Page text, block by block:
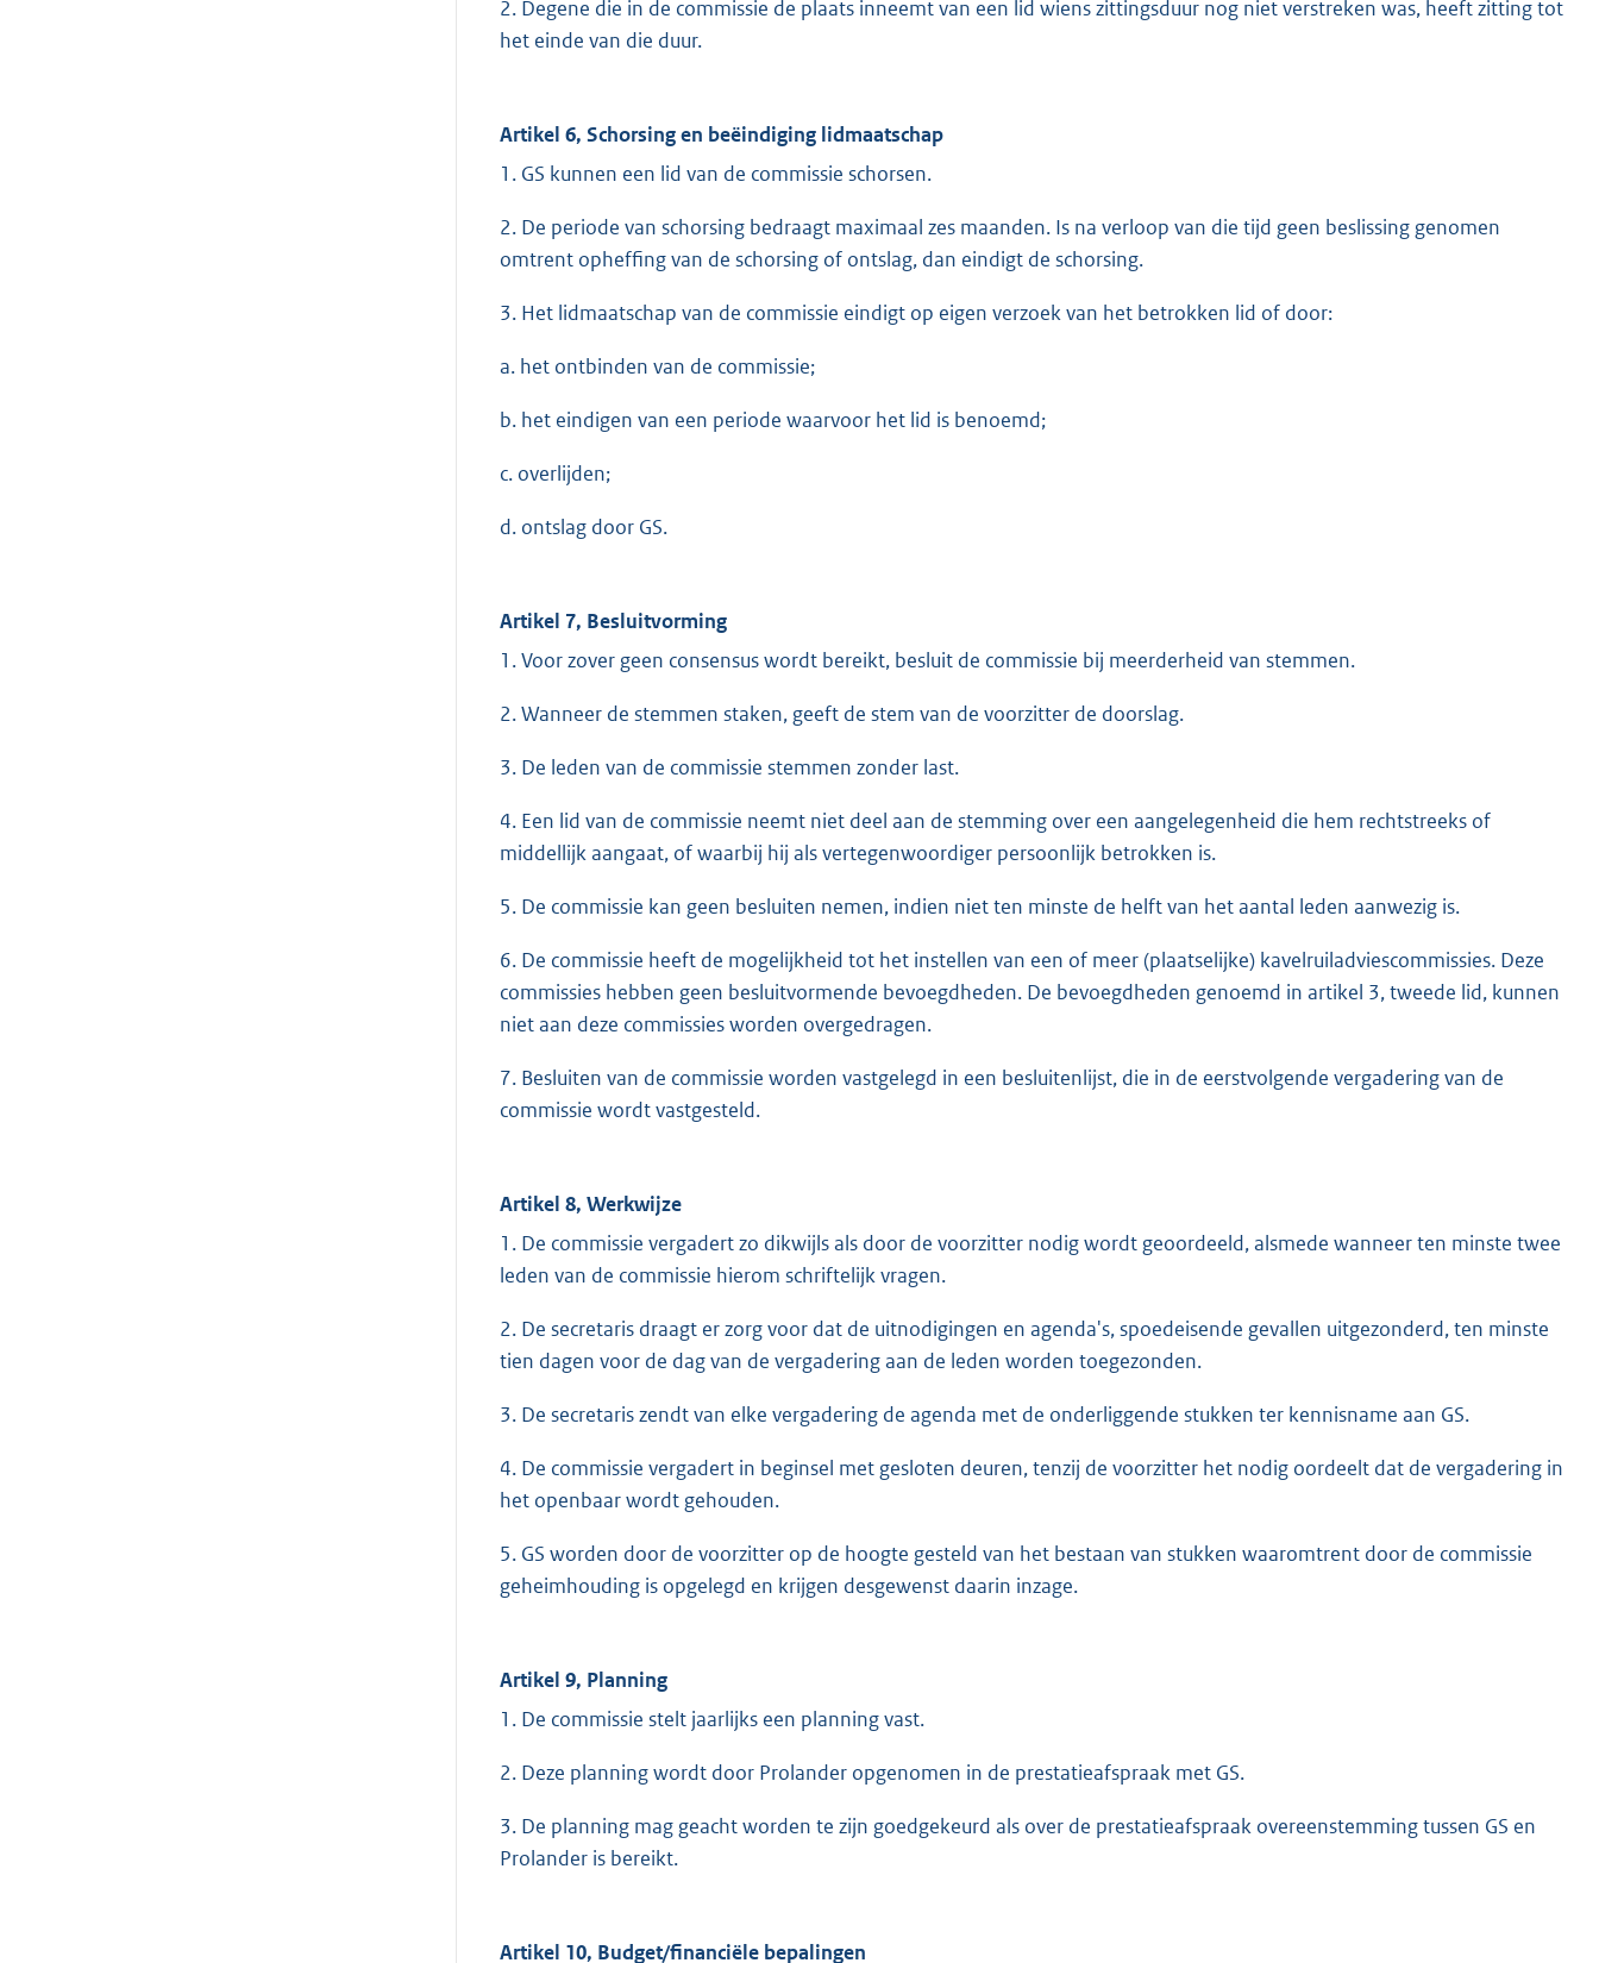
2. Degene die in de commissie de plaats inneemt van een lid wiens zittingsduur nog niet verstreken was, heeft zitting tot
het einde van die duur.
Artikel 6, Schorsing en beëindiging lidmaatschap
1. GS kunnen een lid van de commissie schorsen.
2. De periode van schorsing bedraagt maximaal zes maanden. Is na verloop van die tijd geen beslissing genomen
omtrent opheffing van de schorsing of ontslag, dan eindigt de schorsing.
3. Het lidmaatschap van de commissie eindigt op eigen verzoek van het betrokken lid of door:
a. het ontbinden van de commissie;
b. het eindigen van een periode waarvoor het lid is benoemd;
c. overlijden;
d. ontslag door GS.
Artikel 7, Besluitvorming
1. Voor zover geen consensus wordt bereikt, besluit de commissie bij meerderheid van stemmen.
2. Wanneer de stemmen staken, geeft de stem van de voorzitter de doorslag.
3. De leden van de commissie stemmen zonder last.
4. Een lid van de commissie neemt niet deel aan de stemming over een aangelegenheid die hem rechtstreeks of
middellijk aangaat, of waarbij hij als vertegenwoordiger persoonlijk betrokken is.
5. De commissie kan geen besluiten nemen, indien niet ten minste de helft van het aantal leden aanwezig is.
6. De commissie heeft de mogelijkheid tot het instellen van een of meer (plaatselijke) kavelruiladviescommissies. Deze
commissies hebben geen besluitvormende bevoegdheden. De bevoegdheden genoemd in artikel 3, tweede lid, kunnen
niet aan deze commissies worden overgedragen.
7. Besluiten van de commissie worden vastgelegd in een besluitenlijst, die in de eerstvolgende vergadering van de
commissie wordt vastgesteld.
Artikel 8, Werkwijze
1. De commissie vergadert zo dikwijls als door de voorzitter nodig wordt geoordeeld, alsmede wanneer ten minste twee
leden van de commissie hierom schriftelijk vragen.
2. De secretaris draagt er zorg voor dat de uitnodigingen en agenda's, spoedeisende gevallen uitgezonderd, ten minste
tien dagen voor de dag van de vergadering aan de leden worden toegezonden.
3. De secretaris zendt van elke vergadering de agenda met de onderliggende stukken ter kennisname aan GS.
4. De commissie vergadert in beginsel met gesloten deuren, tenzij de voorzitter het nodig oordeelt dat de vergadering in
het openbaar wordt gehouden.
5. GS worden door de voorzitter op de hoogte gesteld van het bestaan van stukken waaromtrent door de commissie
geheimhouding is opgelegd en krijgen desgewenst daarin inzage.
Artikel 9, Planning
1. De commissie stelt jaarlijks een planning vast.
2. Deze planning wordt door Prolander opgenomen in de prestatieafspraak met GS.
3. De planning mag geacht worden te zijn goedgekeurd als over de prestatieafspraak overeenstemming tussen GS en
Prolander is bereikt.
Artikel 10, Budget/financiële bepalingen